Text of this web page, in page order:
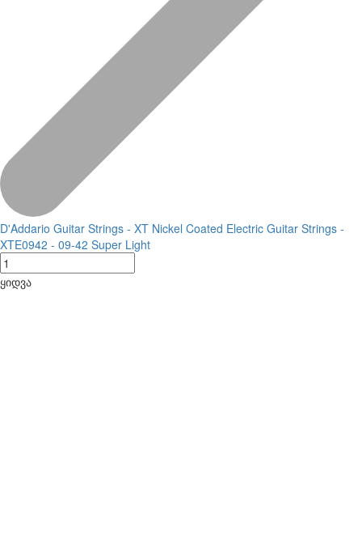
D'Addario Guitar Strings - XT Nickel Coated Electric Guitar Strings -
XTE0942 - 09-42 Super Light
ყიდვა